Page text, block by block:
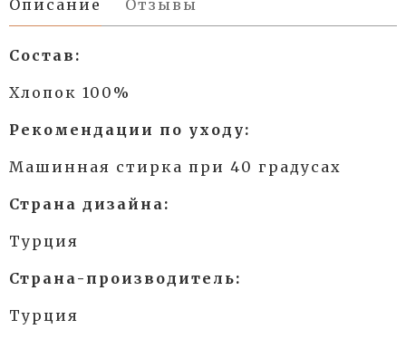
Описание Отзывы
Состав:
Хлопок 100%
Рекомендации по уходу:
Машинная стирка при 40 градусах
Страна дизайна:
Турция
Страна-производитель:
Турция